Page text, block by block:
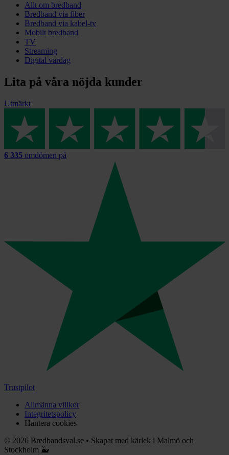
Allt om bredband
Bredband via fiber
Bredband via kabel-tv
Mobilt bredband
TV
Streaming
Digital vardag
Lita på våra nöjda kunder
Utmärkt
6 335 omdömen på
Trustpilot
Allmänna villkor
Integritetspolicy
Hantera cookies
© 2026 Bredbandsval.se • Skapat med kärlek i Malmö och
Stockholm 🐳